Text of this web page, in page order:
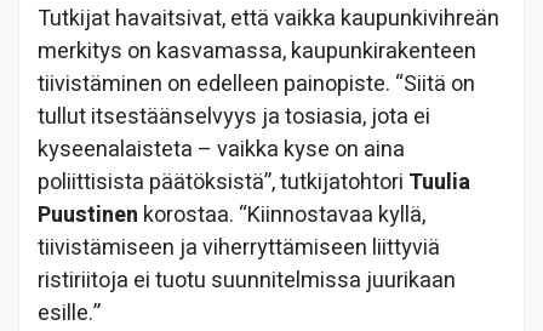
Tutkijat havaitsivat, että vaikka kaupunkivihreän
merkitys on kasvamassa, kaupunkirakenteen
tiivistäminen on edelleen painopiste. “Siitä on
tullut itsestäänselvyys ja tosiasia, jota ei
kyseenalaisteta – vaikka kyse on aina
poliittisista päätöksistä”, tutkijatohtori Tuulia
Puustinen korostaa. “Kiinnostavaa kyllä,
tiivistämiseen ja viherryttämiseen liittyviä
ristiriitoja ei tuotu suunnitelmissa juurikaan
esille.”